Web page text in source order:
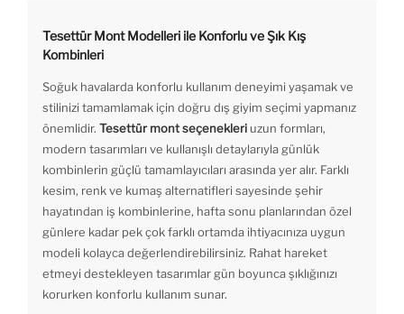
Tesettür Mont Modelleri ile Konforlu ve Şık Kış
Kombinleri
Soğuk havalarda konforlu kullanım deneyimi yaşamak ve
stilinizi tamamlamak için doğru dış giyim seçimi yapmanız
önemlidir. Tesettür mont seçenekleri uzun formları,
modern tasarımları ve kullanışlı detaylarıyla günlük
kombinlerin güçlü tamamlayıcıları arasında yer alır. Farklı
kesim, renk ve kumaş alternatifleri sayesinde şehir
hayatından iş kombinlerine, hafta sonu planlarından özel
günlere kadar pek çok farklı ortamda ihtiyacınıza uygun
modeli kolayca değerlendirebilirsiniz. Rahat hareket
etmeyi destekleyen tasarımlar gün boyunca şıklığınızı
korurken konforlu kullanım sunar.